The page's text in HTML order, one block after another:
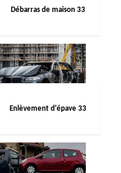
Débarras de maison 33
Enlèvement d'épave 33